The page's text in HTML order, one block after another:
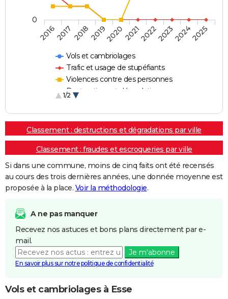
Vols et cambriolages
Trafic et usage de stupéfiants
Violences contre des personnes
Destructions et dégradations
1/2
20162017 20182019202020212022202320242025
0
Classement : destructions et dégradations par ville
Classement : fraudes et escroqueries par ville
Si dans une commune, moins de cinq faits ont été recensés
au cours des trois dernières années, une donnée moyenne est
proposée à la place. Voir la méthodologie.
A ne pas manquer
Recevez nos astuces et bons plans directement par e-
mail.
Je m'abonne
En savoir plus sur notre politique de confidentialité
Vols et cambriolages à Esse